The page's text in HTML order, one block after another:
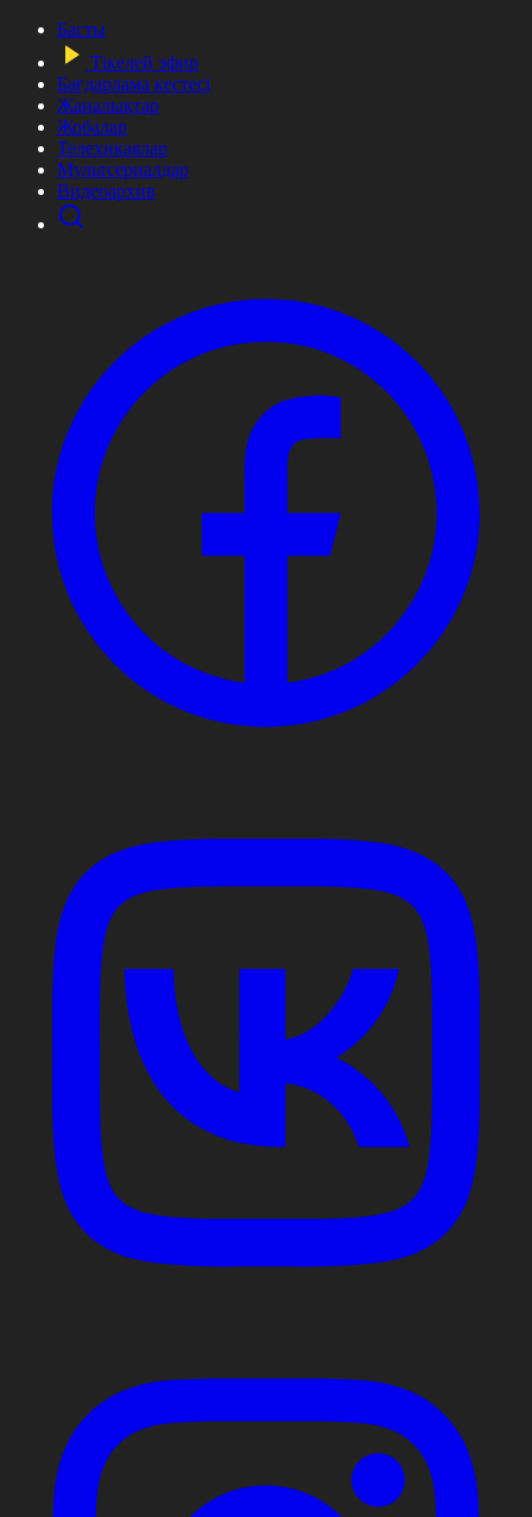
Басты
Тікелей эфир
Бағдарлама кестесі
Жаңалықтар
Жобалар
Телехикаялар
Мультсериалдар
Видеоархив